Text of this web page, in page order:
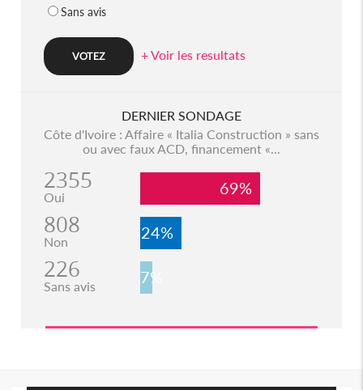
Sans avis
+ Voir les resultats
DERNIER SONDAGE
Côte d'Ivoire : Affaire « Italia Construction » sans
ou avec faux ACD, financement «...
2355
Oui 69%
808
Non 24%
226
Sans avis 7%